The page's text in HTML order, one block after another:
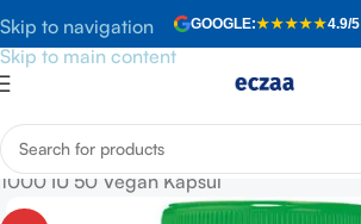
Skip to navigation
Skip to main content
GOOGLE:★★★★★4.9/5
Anasayfa» Mağaza
1000 IU 50 Vegan Kapsül